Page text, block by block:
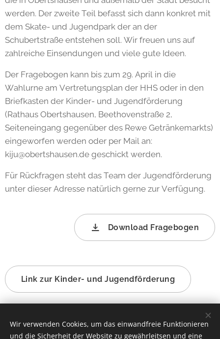
werden. Der zweite Teil befasst sich dann konkret mit
dem Skate- und Jugendpark der an der
Schubertstraße entstehen soll. Wir freuen uns auf
zahlreiche Einsendungen und viele gute Ideen.
Der Fragebogen kann bis zum 29. April in die
Wahlurne am Vertretungsplan der HHS oder in den
Briefkasten der Kinder- und Jugendförderung
(Rathaus Obertshausen, Beethovenstraße 2,
Seiteneingang gegenüber des Rewe Getränkemarkts)
eingeworfen werden oder per Mail an:
kiju@obertshausen.de geschickt werden.
Für Rückfragen steht das Team der Jugendförderung
unter dieser Adresse natürlich gerne zur Verfügung.
Download Fragebogen
Link zur Kinder- und Jugendförderung
Wir verwenden Cookies, um das einwandfreie Funktionieren
und die Sicherheit der Website zu gewährleitsen und eine